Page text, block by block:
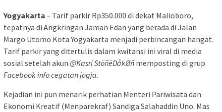
Yogyakarta – Tarif parkir Rp350.000 di dekat Malioboro,
tepatnya di Angkringan Jaman Edan yang berada di Jalan
Margo Utomo Kota Yogyakarta menjadi perbincangan hangat.
Tarif parkir yang ditertulis dalam kwitansi ini viral di media
sosial setelah akun @Kasri StöñèDåkØñmemposting di grup
Facebook info cegatan jogja.
Kejadian ini pun menarik perhatian Menteri Pariwisata dan
Ekonomi Kreatif (Menparekraf) Sandiga Salahaddin Uno. Mas